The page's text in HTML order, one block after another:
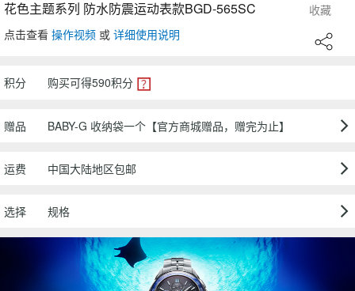
花色主题系列 防水防震运动表款BGD-565SC
点击查看 操作视频 或 详细使用说明
收藏
积分 购买可得590积分
赠品 BABY-G 收纳袋一个【官方商城赠品，赠完为止】
运费 中国大陆地区包邮
选择 规格